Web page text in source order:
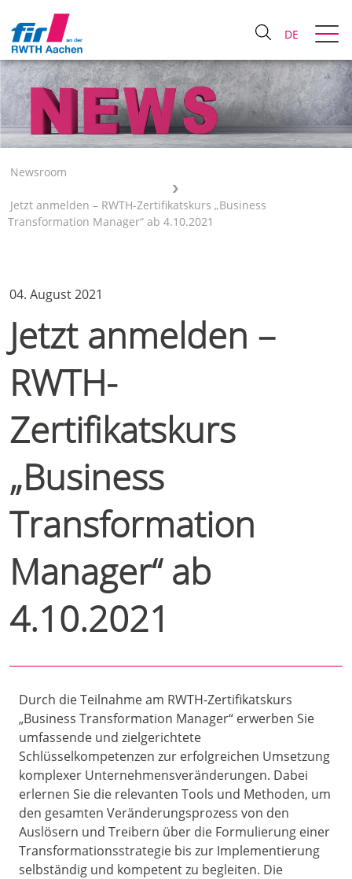
DE
Newsroom
Jetzt anmelden – RWTH-Zertifikatskurs „Business
Transformation Manager“ ab 4.10.2021
04. August 2021
Jetzt anmelden –
RWTH-
Zertifikatskurs
„Business
Transformation
Manager“ ab
4.10.2021
Durch die Teilnahme am RWTH-Zertifikatskurs
„Business Transformation Manager“ erwerben Sie
umfassende und zielgerichtete
Schlüsselkompetenzen zur erfolgreichen Umsetzung
komplexer Unternehmensveränderungen. Dabei
erlernen Sie die relevanten Tools und Methoden, um
den gesamten Veränderungsprozess von den
Auslösern und Treibern über die Formulierung einer
Transformationsstrategie bis zur Implementierung
selbständig und kompetent zu begleiten. Die